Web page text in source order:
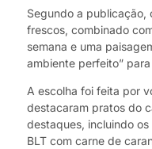
Segundo a publicação,
frescos, combinado
semana e uma
ambiente perfeito”
A escolha foi feita por
destacaram pratos do
destaques, incluindo
BLT com carne de